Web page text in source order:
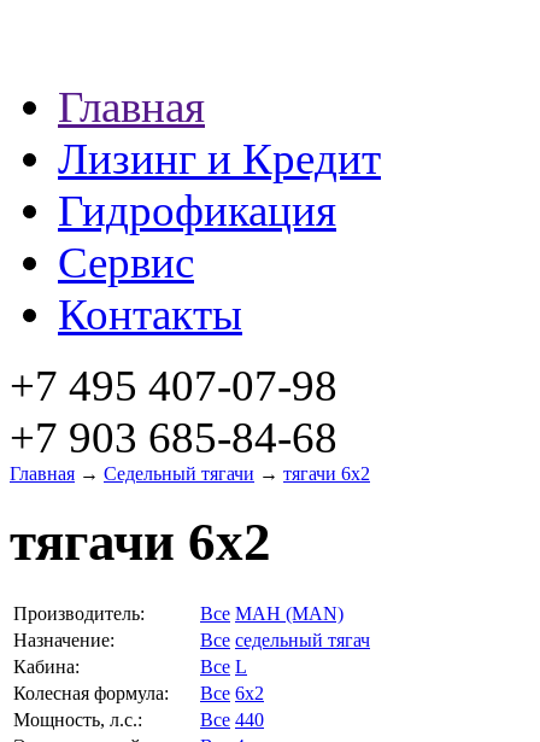
Главная
Лизинг и Кредит
Гидрофикация
Сервис
Контакты
+7 495 407-07-98
+7 903 685-84-68
Главная → Седельный тягачи → тягачи 6х2
тягачи 6х2
Производитель: Все МАН (MAN)
Назначение:
Все седельный тягач
Кабина:
Все L
Колесная формула:
Все 6x2
Мощность, л.с.:
Все 440